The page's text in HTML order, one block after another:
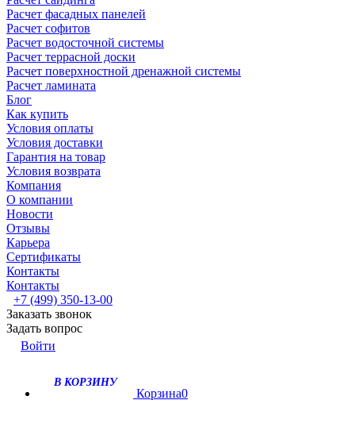
Расчет фасадных панелей
Расчет софитов
Расчет водосточной системы
Расчет террасной доски
Расчет поверхностной дренажной системы
Расчет ламината
Блог
Как купить
Условия оплаты
Условия доставки
Гарантия на товар
Условия возврата
Компания
О компании
Новости
Отзывы
Карьера
Сертификаты
Контакты
Контакты
+7 (499) 350-13-00
Заказать звонок
Задать вопрос
Войти
В КОРЗИНУ
Корзина0